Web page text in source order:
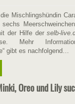
Mischlingshündin
der Hilfe derselb-
Mehr
gibt es nachfolgend…
Oreo und Lily